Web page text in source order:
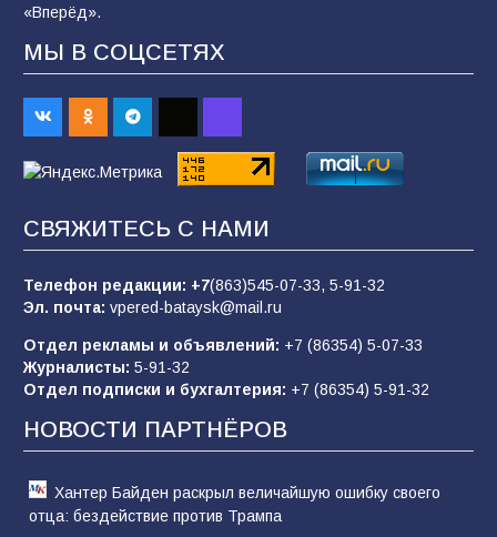
89
«Слухами Москву не возьмёшь»: почему
заявления Киева о мобилизации — это
отчаяние, а не разведка
83 02.08.2026
Батайчане вышли в финал Всероссийского
конкурса «Большая перемена»
62 04.08.2026
Командовал боем до последнего: герой
61 05.08.2026
«Вперёд».
МЫ В СОЦСЕТЯХ
СВЯЖИТЕСЬ С НАМИ
Телефон редакции: +7(863)545-07-33, 5-91-32
Эл. почта: vpered-bataysk@mail.ru
Отдел рекламы и объявлений: +7 (86354) 5-07-33
Журналисты: 5-91-32
Отдел подписки и бухгалтерия: +7 (86354) 5-91-32
НОВОСТИ ПАРТНЁРОВ
Хантер Байден раскрыл величайшую ошибку своего
отца: бездействие против Трампа